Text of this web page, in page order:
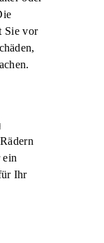
Sie vor
ein
Ihr